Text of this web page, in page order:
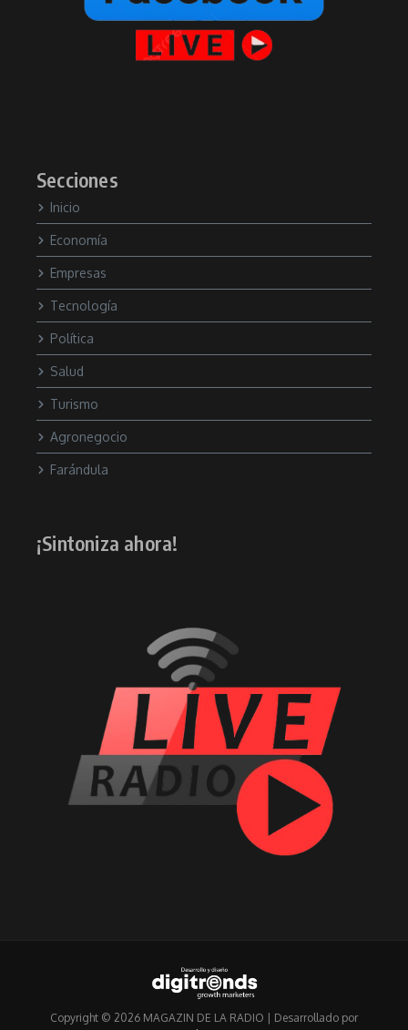
Secciones
Inicio
Economía
Empresas
Tecnología
Política
Salud
Turismo
Agronegocio
Farándula
¡Sintoniza ahora!
Copyright © 2026 MAGAZIN DE LA RADIO | Desarrollado por